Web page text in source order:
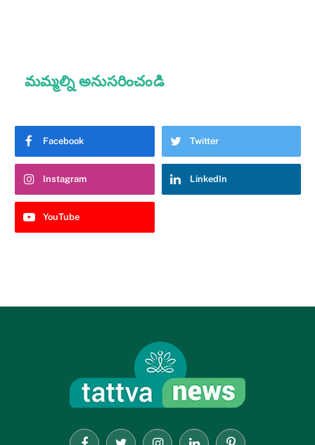
మమ్మల్ని అనుసరించండి
Facebook Twitter
Instagram LinkedIn
YouTube